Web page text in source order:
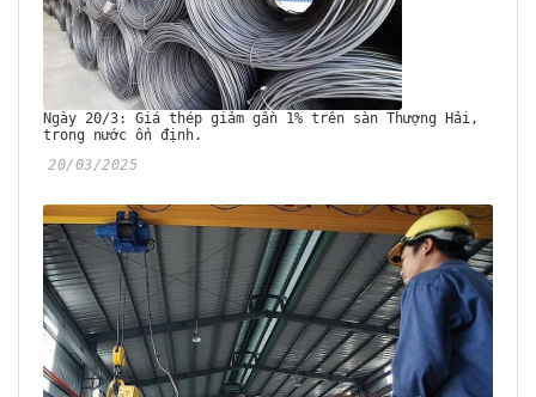
Ngày 20/3: Giá thép giảm gần 1% trên sàn Thượng Hải,
trong nước ổn định.
20/03/2025